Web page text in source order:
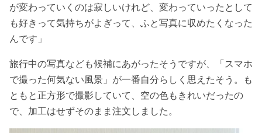
が変わっていくのは寂しいけれど、変わっていったとして
も好きって気持ちがよぎって、ふと写真に収めたくなった
んです」
旅行中の写真なども候補にあがったそうですが、「スマホ
で撮った何気ない風景」が一番自分らしく思えたそう。も
ともと正方形で撮影していて、空の色もきれいだったの
で、加工はせずそのまま注文しました。